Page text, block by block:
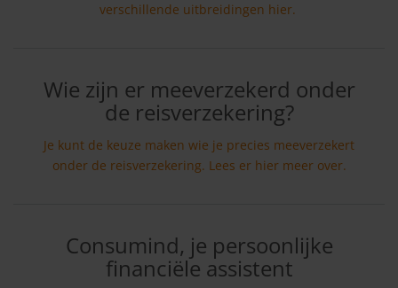
verschillende uitbreidingen hier.
Wie zijn er meeverzekerd onder
de reisverzekering?
Je kunt de keuze maken wie je precies meeverzekert
onder de reisverzekering. Lees er hier meer over.
Consumind, je persoonlijke
financiële assistent